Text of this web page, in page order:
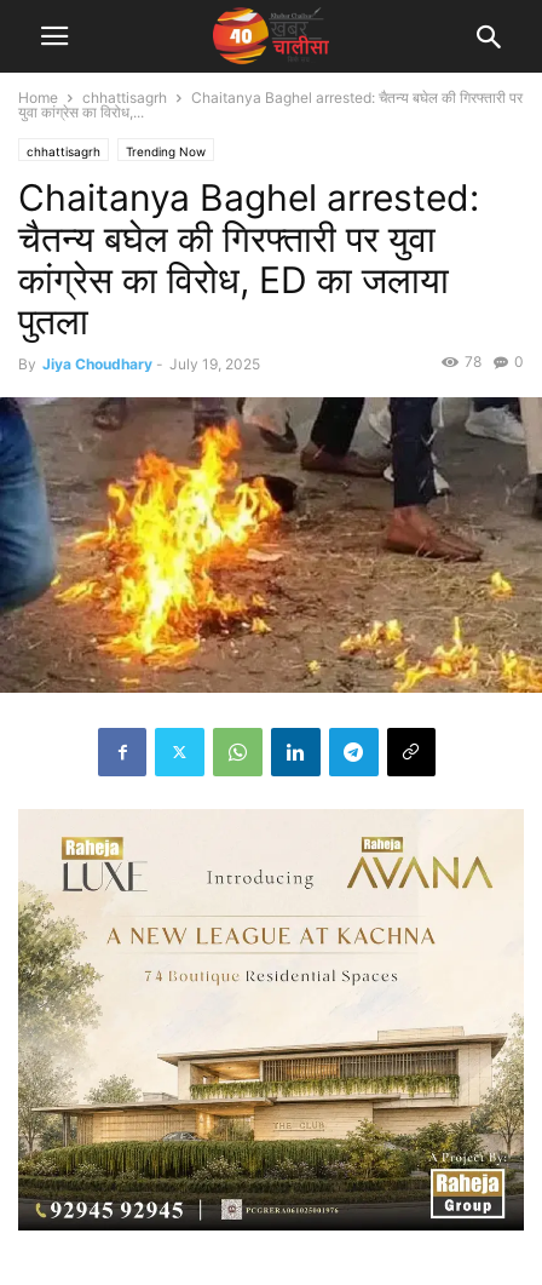
Home chhattisagrh
Chaitanya Baghel arrested: चैतन्य बघेल की गिरफ्तारी पर
युवा कांग्रेस का विरोध,...
chhattisagrh Trending Now
Chaitanya Baghel arrested:
चैतन्य बघेल की गिरफ्तारी पर युवा
कांग्रेस का विरोध, ED का जलाया
पुतला
By Jiya Choudhary - July 19, 2025 0
78